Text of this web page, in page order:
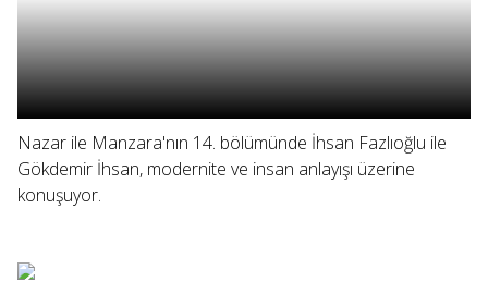
Nazar ile Manzara'nın 14. bölümünde İhsan Fazlıoğlu ile
Gökdemir İhsan, modernite ve insan anlayışı üzerine
konuşuyor.